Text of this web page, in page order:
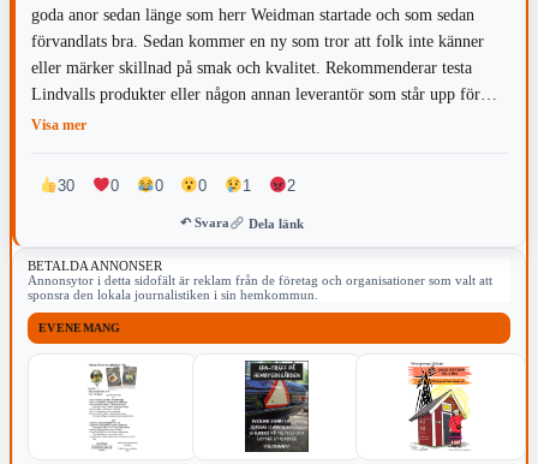
goda anor sedan länge som herr Weidman startade och som sedan
förvandlats bra. Sedan kommer en ny som tror att folk inte känner
eller märker skillnad på smak och kvalitet. Rekommenderar testa
Lindvalls produkter eller någon annan leverantör som står upp för
sina produkter. Detta kommer tyvärr inte att bli smidigt att reparera
Visa mer
30 0 0 0 1 2
↶ Svara Dela länk
BETALDA ANNONSER
Annonsytor i detta sidofält är reklam från de företag och organisationer som valt att
sponsra den lokala journalistiken i sin hemkommun.
EVENEMANG